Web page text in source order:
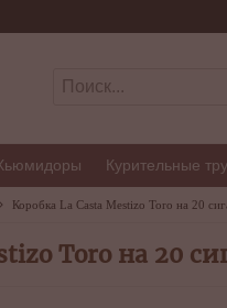
Курительные
Коробка La Casta Mestizo Toro на 20
Toro на 20